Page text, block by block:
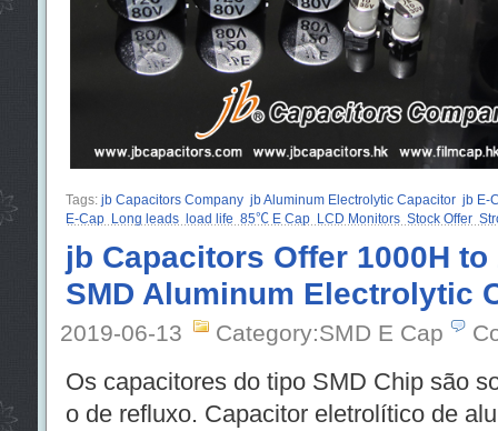
Tags: jb Capacitors Company jb Aluminum Electrolytic Capacitor jb E-
E-Cap
Long leads load life 85℃ E Cap LCD Monitors Stock Offer
jb Capacitors Offer 1000H to
SMD Aluminum Electrolytic
2019-06-13 Category:SMD E Cap
Os capacitores do tipo SMD Chip são
o de refluxo. Capacitor eletrolítico de